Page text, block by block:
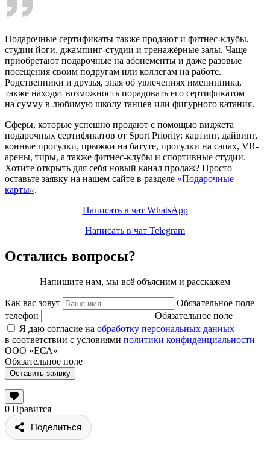
Подарочные сертификаты также продают и фитнес-клубы,
студии йоги, джампинг-студии и тренажёрные залы. Чаще
приобретают подарочные на абонементы и даже разовые
посещения своим подругам или коллегам на работе.
Родственники и друзья, зная об увлечениях именинника,
также находят возможность порадовать его сертификатом
на сумму в любимую школу танцев или фигурного катания.
Сферы, которые успешно продают с помощью виджета
подарочных сертификатов от Sport Priority: картинг, дайвинг,
конные прогулки, прыжки на батуте, прогулки на сапах, VR-
арены, тиры, а также фитнес-клубы и спортивные студии.
Хотите открыть для себя новый канал продаж? Просто
оставьте заявку на нашем сайте в разделе «Подарочные
карты».
Написать в чат WhatsApp
Написать в чат Telegram
Остались вопросы?
Напишите нам, мы всё объясним и расскажем
Как вас зовут
Обязательное поле
телефон
Обязательное поле
Я даю согласие на обработку персональных данных
в соответствии с условиями политики конфиденциальности
ООО «ЕСА»
Обязательное поле
Оставить заявку
0 Нравится
Поделиться